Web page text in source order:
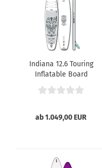
Indiana 12.6 Touring
Inflatable Board
ab 1.049,00 EUR